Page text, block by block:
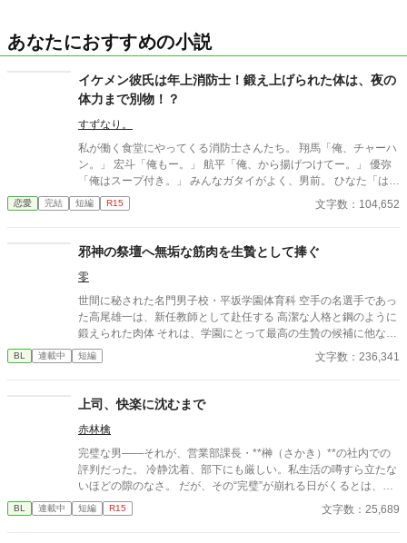
あなたにおすすめの小説
イケメン彼氏は年上消防士！鍛え上げられた体は、夜の
体力まで別物！？
すずなり。
私が働く食堂にやってくる消防士さんたち。 翔馬「俺、チャーハ
ン。」 宏斗「俺もー。」 航平「俺、から揚げつけてー。」 優弥
「俺はスープ付き。」 みんなガタイがよく、男前。 ひなた「はー
いっ。ちょっと待ってくださいねーっ。」 慌ただしい昼時を過ぎ
ると、私の仕事は終わる。 終わった後、私は行かなきゃいけない
ー。」 保育園に迎えに行かなきゃいけない子、『太陽』。 私は子
供と一緒に・・・暮らしてる。 ーーーーーーーーーーーーーーー
ー 翔馬「おいおい嘘だろ？」 宏斗「子供・・・いたんだ・・。」
航平「いくつん時の子だよ・・・・。」 優弥「マジか・・・。」
消防署で開かれたお祭りに連れて行った太陽。 太陽の存在を知っ
た一人の消防士さんが・・・私に言った。 「俺は太陽がいてもい
だ。・・・絶対振り向かせるから覚悟しとけよ？」 ※お話に出て
ルが薄氷なもので・・・すみません。 言葉も足りませんが読んで
恋愛 完結 短編 R15 文字数：104,652
邪神の祭壇へ無垢な筋肉を生贄として捧ぐ
零
世間に秘された名門男子校・平坂学園体育科 空手の名選手であっ
た高尾雄一は、新任教師として赴任する 高潔な人格と鋼のように
鍛えられた肉体 それは、学園にとって最高の生贄の候補に他なら
なかった 至高の筋肉を持つ、精神を削られ意志をなくした青年を
太古の神に捧げるため、“水”、“風”、“土”の信奉者達が暗躍する 意
校で繰り広げられるダークファンタジー
BL 連載中 短編 文字数：236,341
上司、快楽に沈むまで
赤林檎
完璧な男――それが、営業部課長・**榊（さかき）**の社内での
評判だった。 冷静沈着、部下にも厳しい。私生活の噂すら立たな
いほどの隙のなさ。 だが、その“完璧”が崩れる日がくるとは、誰
も想像していなかった。 入社三年目の篠原は、榊の直属の部下。
真面目だが強気で、どこか挑発的な笑みを浮かべる青年。 ある
BL 連載中 短編 R15 文字数：25,689